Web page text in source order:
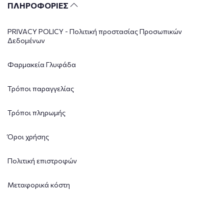
ΠΛΗΡΟΦΟΡΙΕΣ
PRIVACY POLICY - Πολιτική προστασίας Προσωπικών
Δεδομένων
Φαρμακεία Γλυφάδα
Τρόποι παραγγελίας
Τρόποι πληρωμής
Όροι χρήσης
Πολιτική επιστροφών
Μεταφορικά κόστη